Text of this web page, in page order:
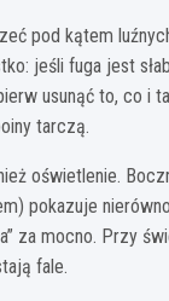
pod kątem
jeśli fuga jest
usunąć to, co i
tarczą.
oświetlenie.
pokazuje
za mocno. Przy
fale.